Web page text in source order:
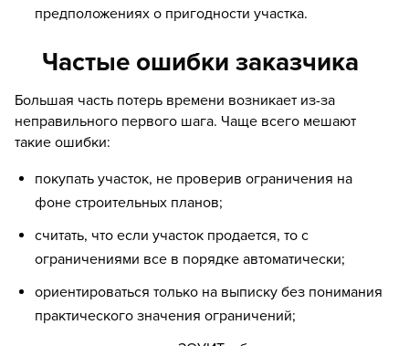
предположениях о пригодности участка.
Частые ошибки заказчика
Большая часть потерь времени возникает из-за
неправильного первого шага. Чаще всего мешают
такие ошибки:
покупать участок, не проверив ограничения на
фоне строительных планов;
считать, что если участок продается, то с
ограничениями все в порядке автоматически;
ориентироваться только на выписку без понимания
практического значения ограничений;